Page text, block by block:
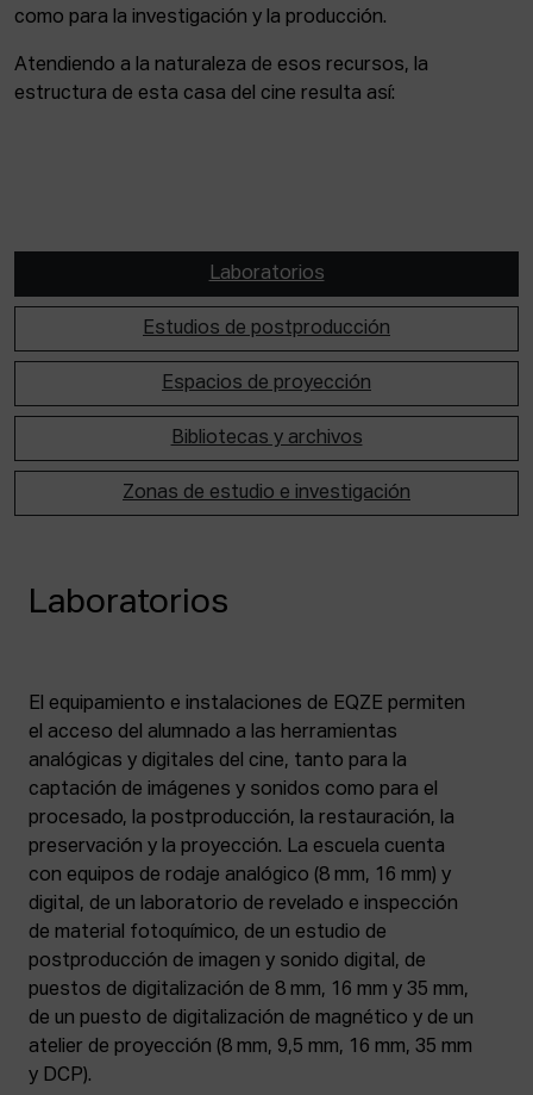
como para la investigación y la producción.
Atendiendo a la naturaleza de esos recursos, la
estructura de esta casa del cine resulta así:
Laboratorios
Estudios de postproducción
Espacios de proyección
Bibliotecas y archivos
Zonas de estudio e investigación
Laboratorios
El equipamiento e instalaciones de EQZE permiten
el acceso del alumnado a las herramientas
analógicas y digitales del cine, tanto para la
captación de imágenes y sonidos como para el
procesado, la postproducción, la restauración, la
preservación y la proyección. La escuela cuenta
con equipos de rodaje analógico (8 mm, 16 mm) y
digital, de un laboratorio de revelado e inspección
de material fotoquímico, de un estudio de
postproducción de imagen y sonido digital, de
puestos de digitalización de 8 mm, 16 mm y 35 mm,
de un puesto de digitalización de magnético y de un
atelier de proyección (8 mm, 9,5 mm, 16 mm, 35 mm
y DCP).